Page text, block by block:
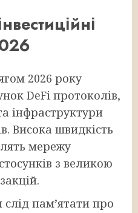
2026 року
DeFi протоколів,
інфраструктури
Висока швидкість
мережу
з великою
памʼятати про